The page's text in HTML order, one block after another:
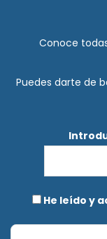
Conoce
Puedes darte de
He leído y